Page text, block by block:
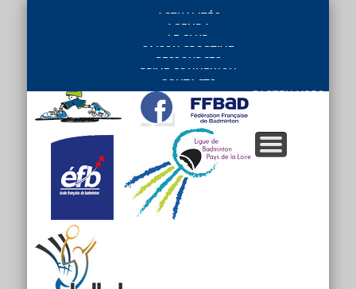
ACTUALITÉS
AGENDA
LE CLUB
SAISON SPORTIVE
RESSOURCES
PRIVE CONNEXION
CONTACTS
PARTENAIRES